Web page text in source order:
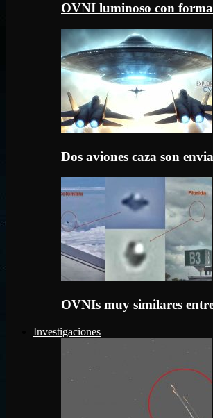
OVNI luminoso con
Dos aviones caza son
OVNIs muy similares
Investigaciones